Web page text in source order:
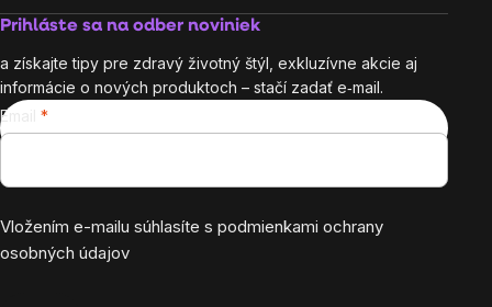
Prihláste sa na odber noviniek
a získajte tipy pre zdravý životný štýl, exkluzívne akcie aj
informácie o nových produktoch – stačí zadať e‑mail.
Email
Vložením e-mailu súhlasíte s podmienkami ochrany
osobných údajov